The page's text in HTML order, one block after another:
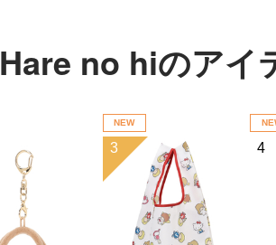
Hare no hiのアイ
NEW
3 4